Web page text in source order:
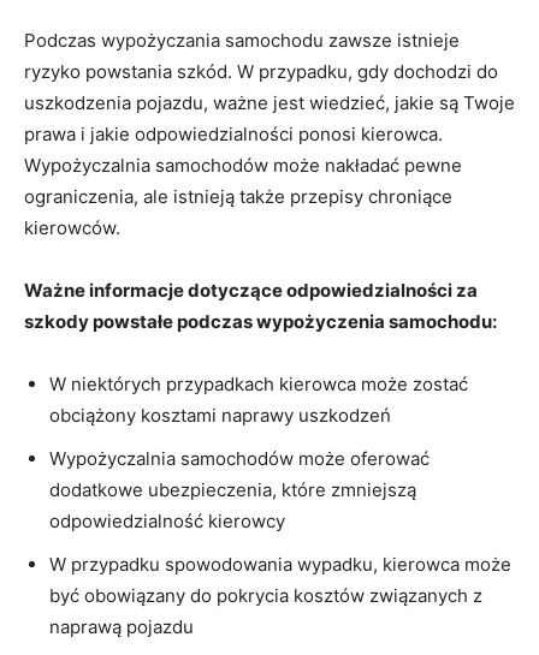
Podczas wypożyczania samochodu ⁣zawsze ⁢istnieje
ryzyko powstania szkód. W przypadku, gdy dochodzi do
uszkodzenia pojazdu, ważne jest wiedzieć, jakie są Twoje
prawa i jakie ⁤odpowiedzialności ponosi kierowca.
Wypożyczalnia samochodów⁢ może nakładać pewne
⁤ograniczenia, ale istnieją⁢ także przepisy chroniące‌
kierowców.
Ważne informacje ‌dotyczące odpowiedzialności za
‌szkody powstałe ‍podczas wypożyczenia samochodu:
W niektórych przypadkach⁣ kierowca może‍ zostać
obciążony kosztami ⁣naprawy uszkodzeń
Wypożyczalnia ​samochodów ⁢może oferować
dodatkowe ubezpieczenia, które zmniejszą
odpowiedzialność kierowcy
W przypadku‍ spowodowania wypadku, kierowca może
być obowiązany do⁢ pokrycia kosztów‌ związanych z
naprawą pojazdu